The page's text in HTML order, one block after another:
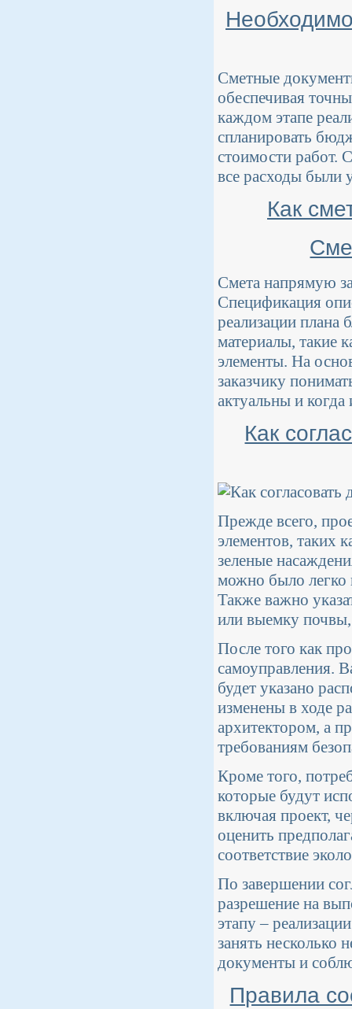
Сметные
обеспечивая
каждом этапе
спланировать
стоимости работ.
все расходы были
Как
Смета напрямую
Спецификация
реализации плана
материалы, такие
элементы. На
заказчику
актуальны и
Как
Прежде всего,
элементов, таких
зеленые
можно было
Также важно
или выемку
После того как
самоуправления.
будет указано
изменены в ходе
архитектором, а
требованиям
Кроме того,
которые будут
включая проект,
оценить
соответствие
По завершении
разрешение на
этапу –
занять несколько
документы и
Правила